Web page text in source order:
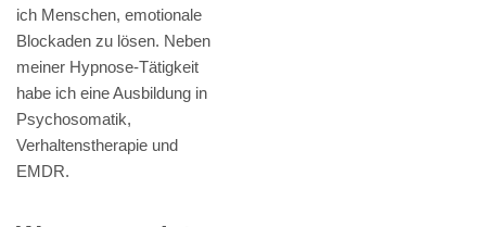
ich Menschen, emotionale
Blockaden zu lösen. Neben
meiner Hypnose-Tätigkeit
habe ich eine Ausbildung in
Psychosomatik,
Verhaltenstherapie und
EMDR.